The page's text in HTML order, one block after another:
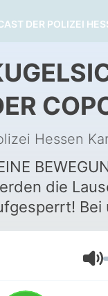
DER POLIZEI
Hessen
die
Bei uns dreht sich
um den
mit
Mikro.
auch kein